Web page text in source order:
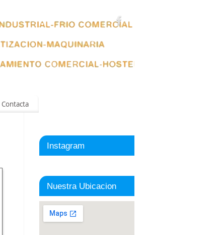
Contacta
Instagram
Nuestra Ubicacion